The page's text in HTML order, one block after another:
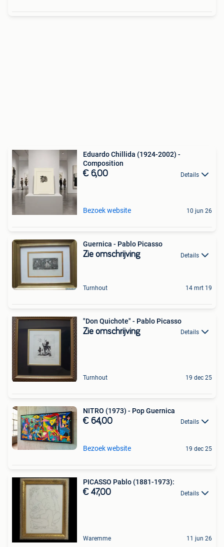
Eduardo Chillida (1924-2002) -
Composition
€ 6,00 Details
Bezoek website 10 jun 26
Guernica - Pablo Picasso
Zie omschrijving Details
Turnhout 14 mrt 19
"Don Quichote" - Pablo Picasso
Zie omschrijving Details
Turnhout 19 dec 25
NITRO (1973) - Pop Guernica
€ 64,00 Details
Bezoek website 19 dec 25
PICASSO Pablo (1881-1973):
€ 47,00 Details
Waremme 11 jun 26